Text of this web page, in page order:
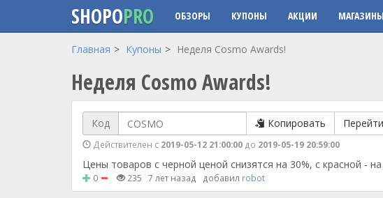
Перейти к основному содержанию
SHOPOPRO ОБЗОРЫ КУПОНЫ АКЦИИ МАГАЗИНЫ
Главная Купоны Неделя Cosmo Awards!
Неделя Cosmo Awards!
Код Копировать
Действителен с 2019-05-12 21:00:00 до 2019-05-19 20:59:00
Цены товаров с черной ценой снизятся на 30%, с красной -
0 235 7 лет назад добавил robot